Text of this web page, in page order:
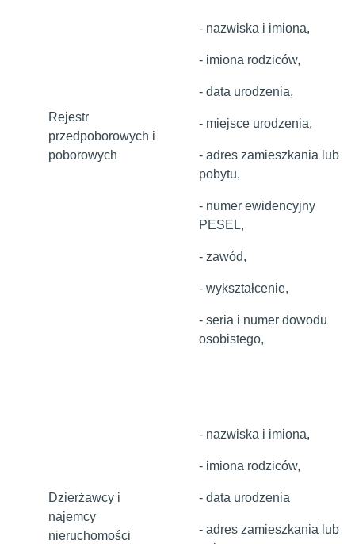
Rejestr
przedpoborowych i
poborowych
- nazwiska i imiona,
- imiona rodziców,
- data urodzenia,
- miejsce urodzenia,
- adres zamieszkania lub
pobytu,
- numer ewidencyjny
PESEL,
- zawód,
- wykształcenie,
- seria i numer dowodu
osobistego,
Dzierżawcy i
najemcy
nieruchomości
- nazwiska i imiona,
- imiona rodziców,
- data urodzenia
- adres zamieszkania lub